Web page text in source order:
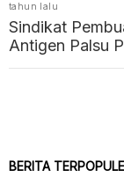
tahun lalu
Sindikat
Antigen Palsu
Laboratorium
BERITA